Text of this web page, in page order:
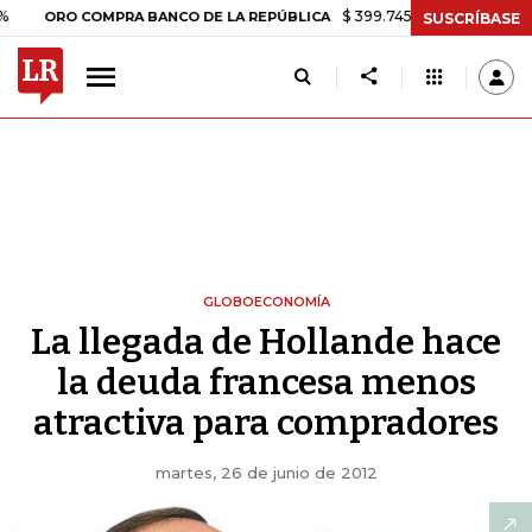
COMPRA BANCO DE LA REPÚBLICA $ 399.745,16 +$ 2.295,71 +0,58%
SUSCRÍBASE
GLOBOECONOMÍA
La llegada de Hollande hace
la deuda francesa menos
atractiva para compradores
martes, 26 de junio de 2012